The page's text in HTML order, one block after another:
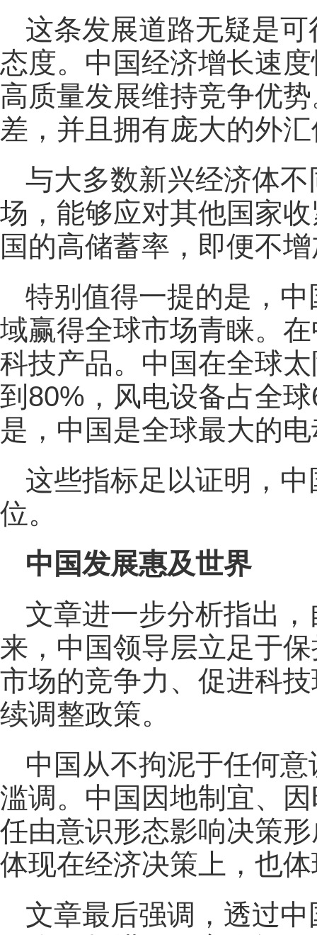
这条发展道路无疑是
态度。中国经济增长速
高质量发展维持竞争优
差，并且拥有庞大的外
与大多数新兴经济体
场，能够应对其他国家
国的高储蓄率，即便不
特别值得一提的是，
域赢得全球市场青睐。
科技产品。中国在全球
到80%，风电设备占全
是，中国是全球最大的
这些指标足以证明，
位。
中国发展惠及世界
文章进一步分析指出
来，中国领导层立足于
市场的竞争力、促进科
续调整政策。
中国从不拘泥于任何
滥调。中国因地制宜、
任由意识形态影响决策
体现在经济决策上，也
文章最后强调，透过